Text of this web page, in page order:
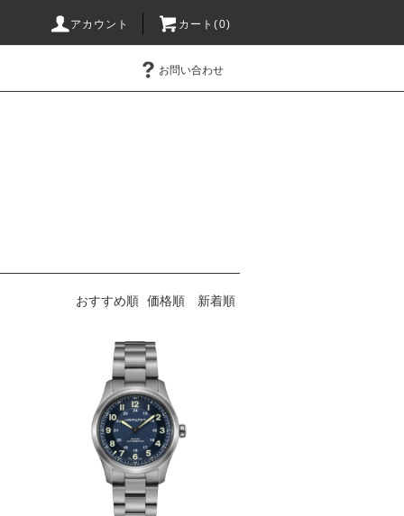
アカウント カート(0)
お問い合わせ
おすすめ順 価格順 新着順